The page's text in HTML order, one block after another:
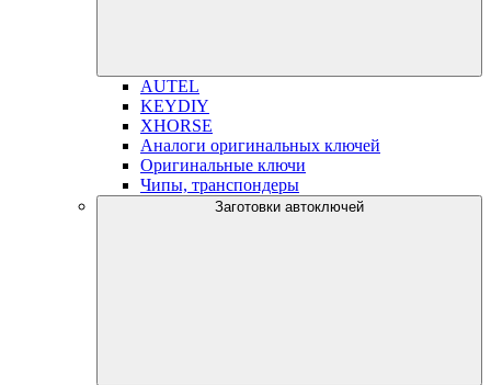
AUTEL
KEYDIY
XHORSE
Аналоги оригинальных ключей
Оригинальные ключи
Чипы, транспондеры
Заготовки автоключей